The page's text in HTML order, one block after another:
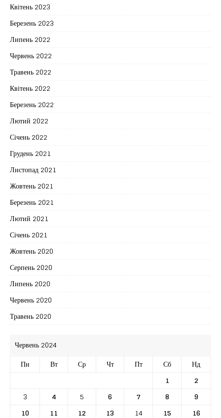
Квітень 2023
Березень 2023
Липень 2022
Червень 2022
Травень 2022
Квітень 2022
Березень 2022
Лютий 2022
Січень 2022
Грудень 2021
Листопад 2021
Жовтень 2021
Березень 2021
Лютий 2021
Січень 2021
Жовтень 2020
Серпень 2020
Липень 2020
Червень 2020
Травень 2020
Червень 2024
Пн
Вт Ср Чт Пт Сб
Нд
1
2
3
4 5 6 7 8
9
10
11 12 13 14 15 16